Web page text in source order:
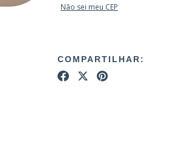
Não sei meu CEP
COMPARTILHAR: